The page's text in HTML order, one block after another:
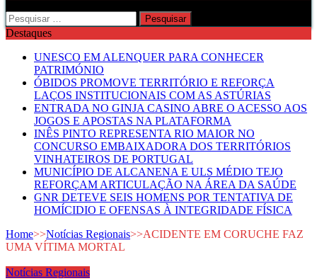
Pesquisar
por:
Destaques
UNESCO EM ALENQUER PARA CONHECER
PATRIMÓNIO
ÓBIDOS PROMOVE TERRITÓRIO E REFORÇA
LAÇOS INSTITUCIONAIS COM AS ASTÚRIAS
ENTRADA NO GINJA CASINO ABRE O ACESSO AOS
JOGOS E APOSTAS NA PLATAFORMA
INÊS PINTO REPRESENTA RIO MAIOR NO
CONCURSO EMBAIXADORA DOS TERRITÓRIOS
VINHATEIROS DE PORTUGAL
MUNICÍPIO DE ALCANENA E ULS MÉDIO TEJO
REFORÇAM ARTICULAÇÃO NA ÁREA DA SAÚDE
GNR DETEVE SEIS HOMENS POR TENTATIVA DE
HOMÍCIDIO E OFENSAS À INTEGRIDADE FÍSICA
Home>>Notícias Regionais>>ACIDENTE EM CORUCHE FAZ
UMA VÍTIMA MORTAL
Notícias Regionais